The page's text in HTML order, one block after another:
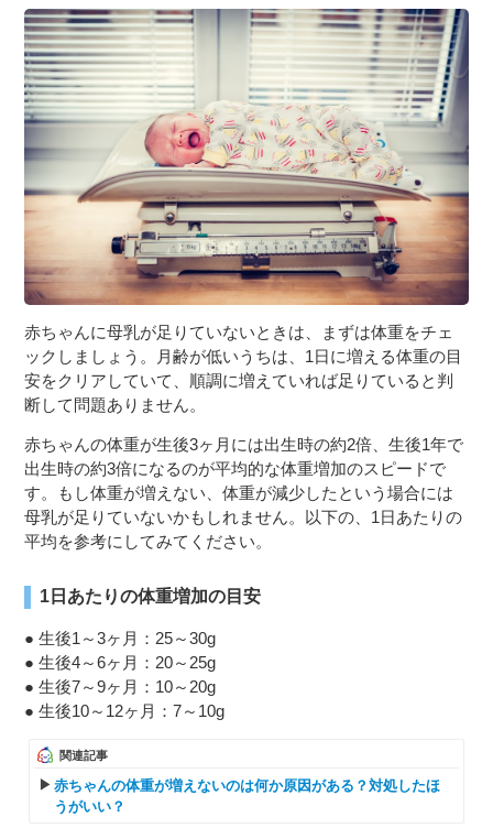
赤ちゃんに母乳が足りていないときは、まずは体重をチェ
ックしましょう。月齢が低いうちは、1日に増える体重の目
安をクリアしていて、順調に増えていれば足りていると判
断して問題ありません。
赤ちゃんの体重が生後3ヶ月には出生時の約2倍、生後1年で
出生時の約3倍になるのが平均的な体重増加のスピードで
す。もし体重が増えない、体重が減少したという場合には
母乳が足りていないかもしれません。以下の、1日あたりの
平均を参考にしてみてください。
1日あたりの体重増加の目安
● 生後1～3ヶ月：25～30g
● 生後4～6ヶ月：20～25g
● 生後7～9ヶ月：10～20g
● 生後10～12ヶ月：7～10g
関連記事
赤ちゃんの体重が増えないのは何か原因がある？対処したほ
うがいい？